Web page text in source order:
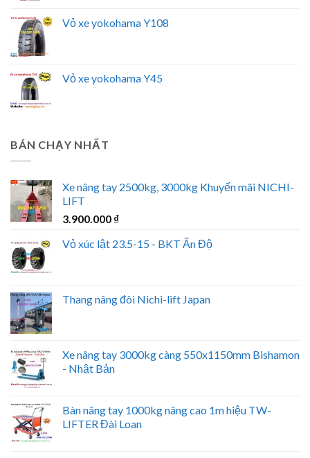
Vỏ xe yokohama Y108
Vỏ xe yokohama Y45
BÁN CHẠY NHẤT
Xe nâng tay 2500kg, 3000kg Khuyến mãi NICHI-
LIFT
3.900.000 ₫
Vỏ xúc lật 23.5-15 - BKT Ấn Độ
Thang nâng đôi Nichi-lift Japan
Xe nâng tay 3000kg càng 550x1150mm Bishamon
- Nhật Bản
Bàn nâng tay 1000kg nâng cao 1m hiệu TW-
LIFTER Đài Loan